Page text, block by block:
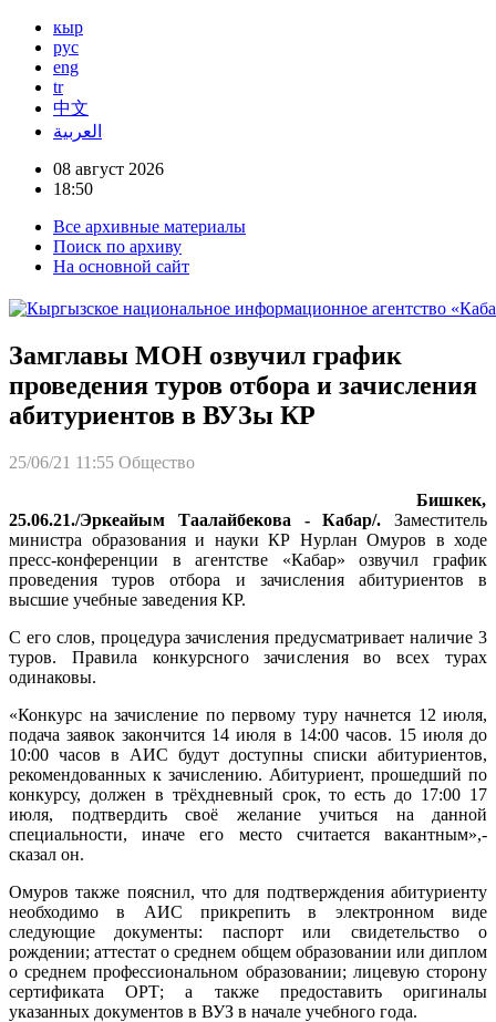
кыр
рус
eng
tr
中文
العربية
08 август 2026
18:50
Все архивные материалы
Поиск по архиву
На основной сайт
Замглавы МОН озвучил график
проведения туров отбора и зачисления
абитуриентов в ВУЗы КР
25/06/21 11:55 Общество
Бишкек,
25.06.21./Эркеайым Таалайбекова - Кабар/. Заместитель
министра образования и науки КР Нурлан Омуров в ходе
пресс-конференции в агентстве «Кабар» озвучил график
проведения туров отбора и зачисления абитуриентов в
высшие учебные заведения КР.
С его слов, процедура зачисления предусматривает наличие 3
туров. Правила конкурсного зачисления во всех турах
одинаковы.
«Конкурс на зачисление по первому туру начнется 12 июля,
подача заявок закончится 14 июля в 14:00 часов. 15 июля до
10:00 часов в АИС будут доступны списки абитуриентов,
рекомендованных к зачислению. Абитуриент, прошедший по
конкурсу, должен в трёхдневный срок, то есть до 17:00 17
июля, подтвердить своё желание учиться на данной
специальности, иначе его место считается вакантным»,-
сказал он.
Омуров также пояснил, что для подтверждения абитуриенту
необходимо в АИС прикрепить в электронном виде
следующие документы: паспорт или свидетельство о
рождении; аттестат о среднем общем образовании или диплом
о среднем профессиональном образовании; лицевую сторону
сертификата ОРТ; а также предоставить оригиналы
указанных документов в ВУЗ в начале учебного года.